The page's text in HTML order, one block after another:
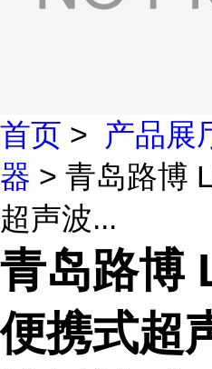
首页 > 产品展
器 > 青岛路博
超声波...
青岛路博
便携式超